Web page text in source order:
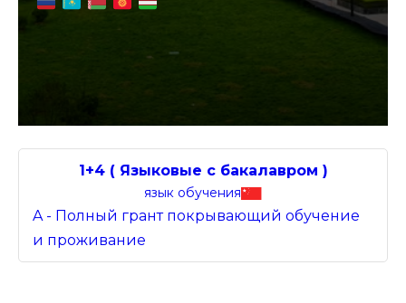
1+4 ( Языковые с бакалавром )
язык обучения
A - Полный грант покрывающий обучение
и проживание